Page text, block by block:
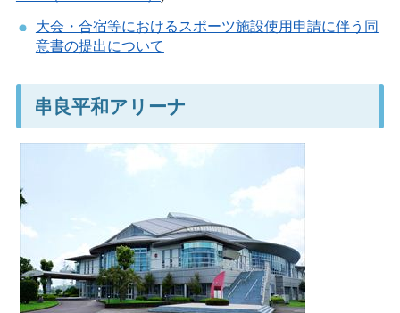
大会・合宿等におけるスポーツ施設使用申請に伴う同
意書の提出について
串良平和アリーナ